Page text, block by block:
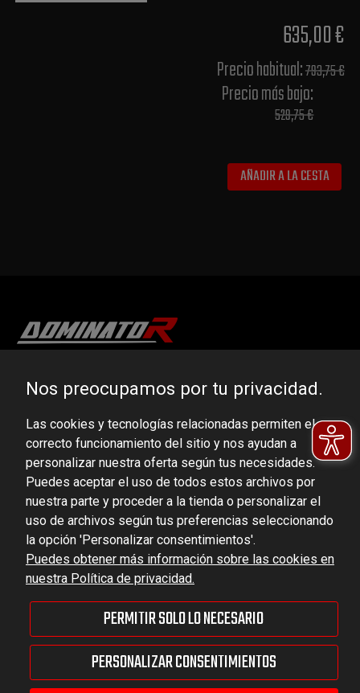
635,00 €
Precio habitual​:793,75 €
Precio más bajo​:
529,75 €
AÑADIR A LA CESTA
DOMINATOR GROUP Sp. z o.o.
Ludowa 59, 43-514 Kaniów, POLAND
VAT ID No.: 6521751083
dominator@dominator.pl
© Copyright 2022 | Dominator Group Sp. z o. o.
MOSTRAR LA VERSIÓN COMPLETA DEL SITIO
Nos preocupamos por tu privacidad.
Las cookies y tecnologías relacionadas permiten el
correcto funcionamiento del sitio y nos ayudan a
personalizar nuestra oferta según tus necesidades.
Puedes aceptar el uso de todos estos archivos por
nuestra parte y proceder a la tienda o personalizar el
uso de archivos según tus preferencias seleccionando
la opción 'Personalizar consentimientos'.
Puedes obtener más información sobre las cookies en
nuestra Política de privacidad.
PERMITIR SOLO LO NECESARIO
PERSONALIZAR CONSENTIMIENTOS